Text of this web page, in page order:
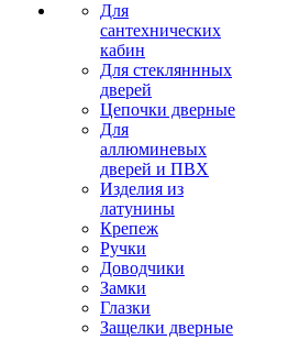
Для
сантехнических
кабин
Для стекляннных
дверей
Цепочки дверные
Для
аллюминевых
дверей и ПВХ
Изделия из
латунины
Крепеж
Ручки
Доводчики
Замки
Глазки
Защелки дверные